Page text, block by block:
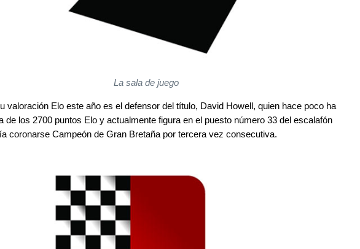
La sala de juego
valoración Elo este año es el defensor del título, David Howell, quien hace poco ha
de los 2700 puntos Elo y actualmente figura en el puesto número 33 del escalafón
coronarse Campeón de Gran Bretaña por tercera vez consecutiva.